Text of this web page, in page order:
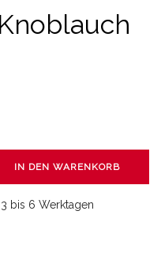
IN DEN WARENKORB
bis 6 Werktagen